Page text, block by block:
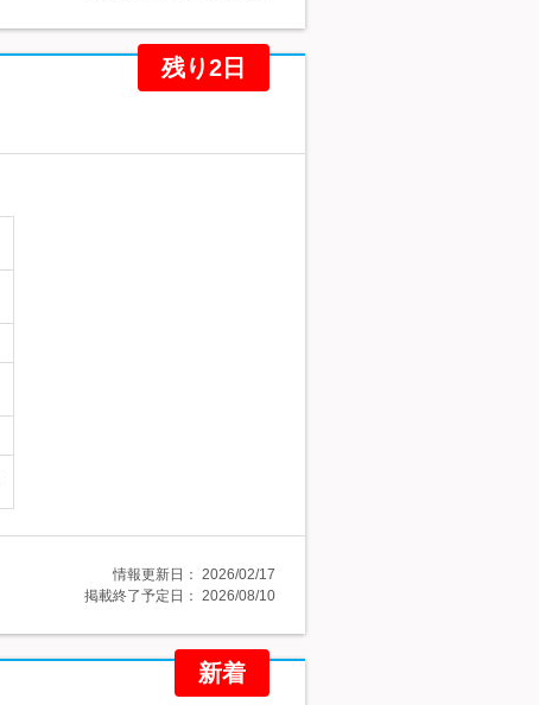
残り2日
情報更新日： 2026/02/17
掲載終了予定日： 2026/08/10
新着